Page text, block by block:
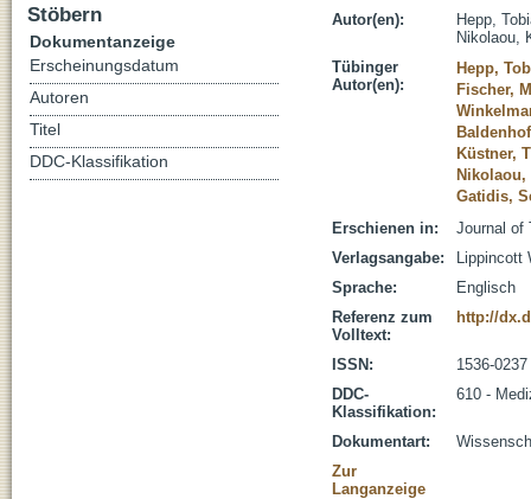
Autor(en):
Hepp,
Nikolaou,
Tübinger
Autor(en):
Hepp,
Fischer,
Küstner,
Gatidis,
Erschienen in:
Journal of
Verlagsangabe:
Lippincott
Sprache:
Englisch
Referenz zum
Volltext:
http://
ISSN:
1536-0237
DDC-
Klassifikation:
610 -
Dokumentart:
Zur
Langanzeige
Stöbern
Dokumentanzeige
Erscheinungsdatum
Autoren
Titel
DDC-Klassifikation